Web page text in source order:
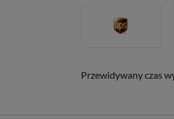
Przewidywany czas